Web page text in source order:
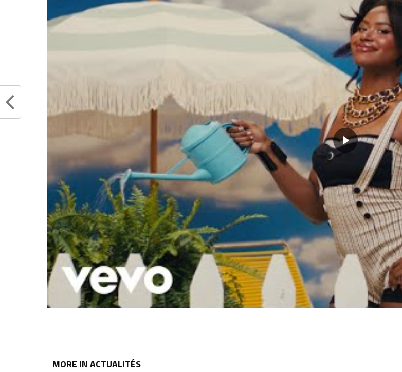
Dillon Brooks se lâche sur les
arbitres : “Ils m’ont dans le viseur
janvier 23, 2023
Dans "Actualités"
Victor Wembanyama prend la
technique la plus pitoyable de la
saison
novembre 15, 2023
Dans "Actualités"
Un record pour
rebonds et des fautes
pour Jusuf Nurkic
mars 4, 2024
Dans "Actualités"
RELATED TOPICS ARBITRE EXPULSION FAUTE TECHNIQUE NBA RÈGLE
CLICK TO COMMENT
MORE IN ACTUALITÉS